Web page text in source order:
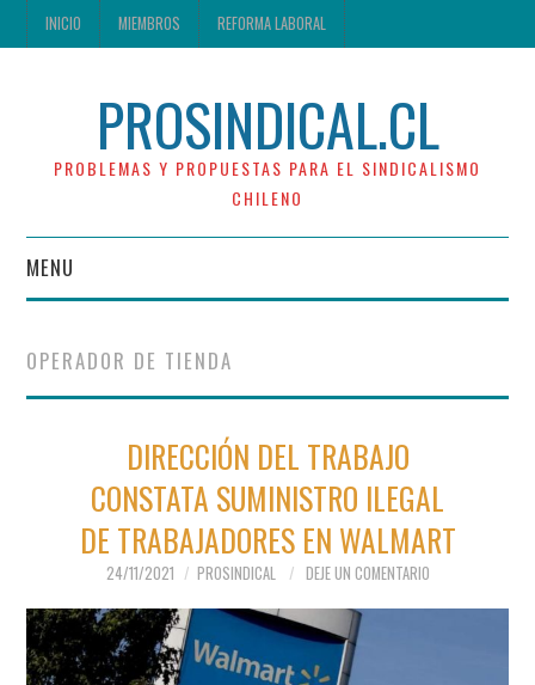
INICIO MIEMBROS REFORMA LABORAL
PROSINDICAL.CL
PROBLEMAS Y PROPUESTAS PARA EL SINDICALISMO
CHILENO
MENU
MIEMBROS
REFORMA LABORAL
OPERADOR DE TIENDA
DIRECCIÓN DEL TRABAJO
CONSTATA SUMINISTRO ILEGAL
DE TRABAJADORES EN WALMART
24/11/2021 PROSINDICAL DEJE UN COMENTARIO